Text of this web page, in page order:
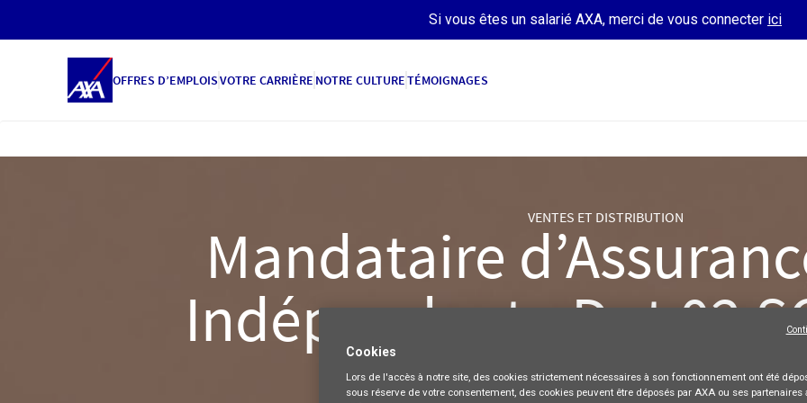
Si vous êtes un salarié AXA, merci de vous connecter ici
OFFRES D’EMPLOISVOTRE CARRIÈRE NOTRE CULTURETÉMOIGNAGES
VENTES ET DISTRIBUTION
Mandataire
Indépendant - Dpt 02
POSTULER
Cookies
Lors de l'accès à notre site, des cookies strictement nécessaires à son fonctionnement ont été
sous réserve de votre consentement, des cookies peuvent être déposés par AXA ou ses partenaires